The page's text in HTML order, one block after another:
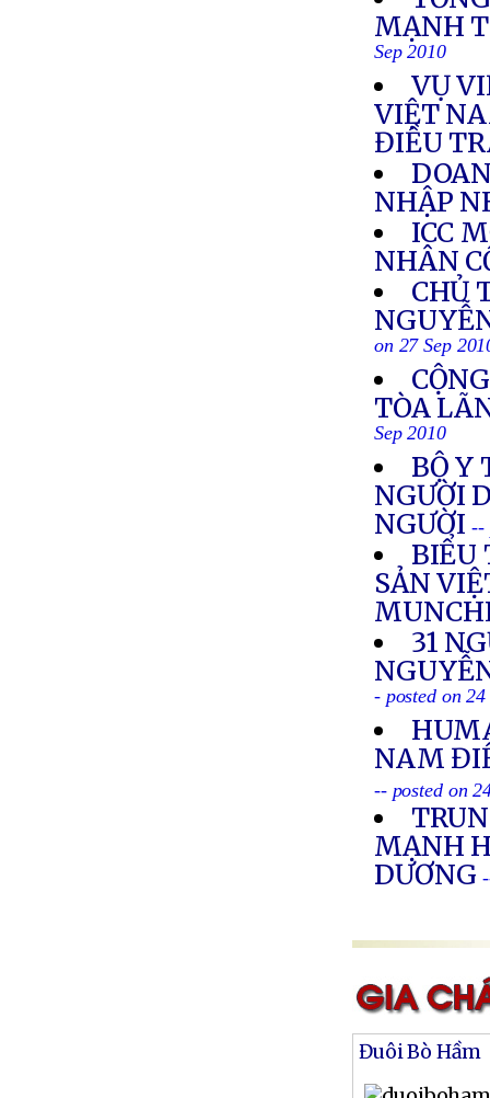
MẠNH
Sep 2010
VỤ
VIỆT
ĐIỀU
NHẬP
ICC
NHÂN
CHỦ
on 27 Sep
TÒA
Sep 2010
BỘ Y
NGƯỜI
NGƯỜI --
BIỂU
SẢN
31
- posted on
NAM
-- posted on
MẠNH
DƯƠNG
Đuôi Bò Hầm